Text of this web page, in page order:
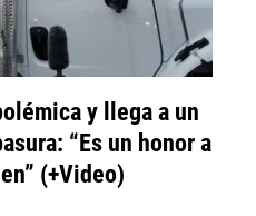
y llega a un
“Es un honor a
(+Video)